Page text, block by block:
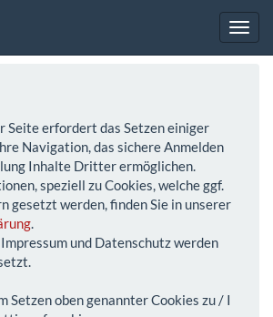
Seite erfordert das Setzen einiger
Navigation, das sichere Anmelden
Inhalte Dritter ermöglichen.
speziell zu Cookies, welche ggf.
gesetzt werden, finden Sie in unserer
.
und Datenschutz werden
Setzen oben genannter Cookies zu / I